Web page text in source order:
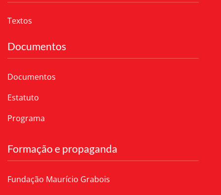
Textos
Documentos
Documentos
Estatuto
Programa
Formação e propaganda
Fundação Maurício Grabois